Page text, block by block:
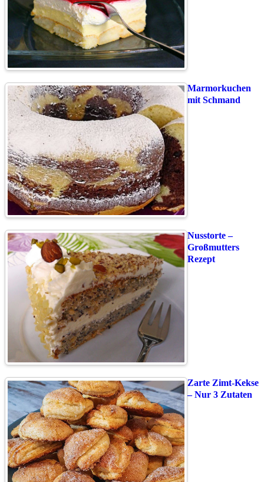
Marmorkuchen
mit Schmand
Nusstorte –
Großmutters
Rezept
Zarte Zimt-Kekse
– Nur 3 Zutaten